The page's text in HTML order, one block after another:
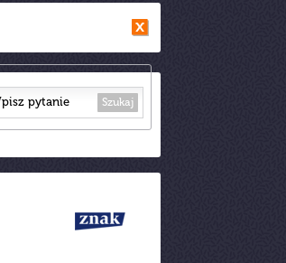
Szukaj